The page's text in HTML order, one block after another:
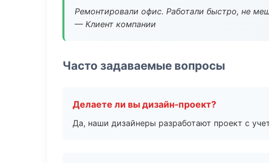
Ремонтировали офис. Работали быстро, не
— Клиент компании
Часто задаваемые вопросы
Делаете ли вы дизайн-проект?
Да, наши дизайнеры разработают проект с